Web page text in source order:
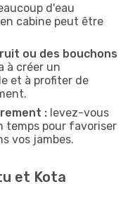
d'eau
cabine peut être
ou des bouchons
à créer un
et à profiter de
: levez-vous
temps pour favoriser
vos jambes.
et Kota